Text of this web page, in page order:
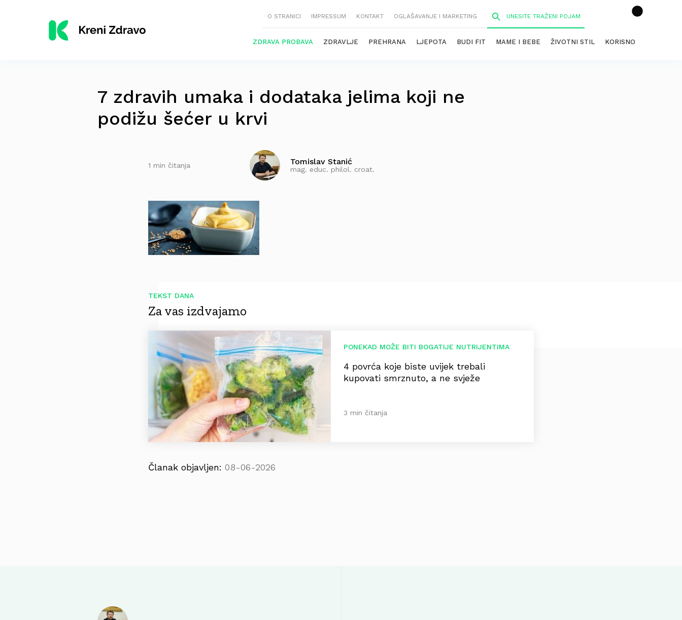
O STRANICI IMPRESSUM KONTAKT OGLAŠAVANJE I MARKETING
ZDRAVA PROBAVA ZDRAVLJE PREHRANA LJEPOTA BUDI FIT MAME I BEBE ŽIVOTNI STIL KORISNO
7 zdravih umaka i dodataka jelima koji ne
podižu šećer u krvi
1 min čitanja Tomislav Stanić
mag. educ. philol. croat.
TEKST DANA
Za vas izdvajamo
PONEKAD MOŽE BITI BOGATIJE NUTRIJENTIMA
4 povrća koje biste uvijek trebali
kupovati smrznuto, a ne svježe
3 min čitanja
Članak objavljen: 08-06-2026